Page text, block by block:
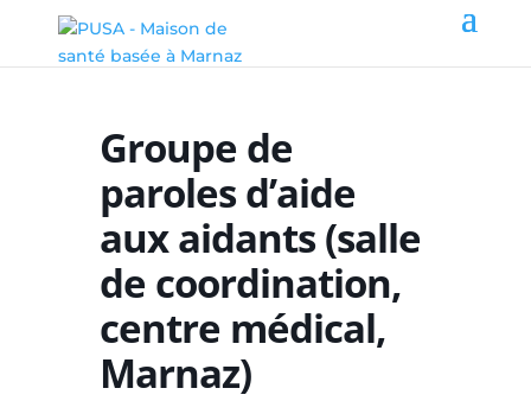
Groupe de
paroles d’aide
aux aidants (salle
de coordination,
centre médical,
Marnaz)